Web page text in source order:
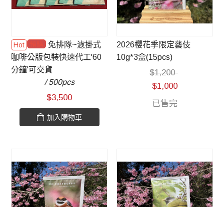
免排隊~濾掛式
咖啡公版包裝快速代工'60
分鐘'可交貨
/ 500pcs
$3,500
加入購物車
2026櫻花季限定藝伎
10g*3盒(15pcs)
$1,200
$1,000
已售完